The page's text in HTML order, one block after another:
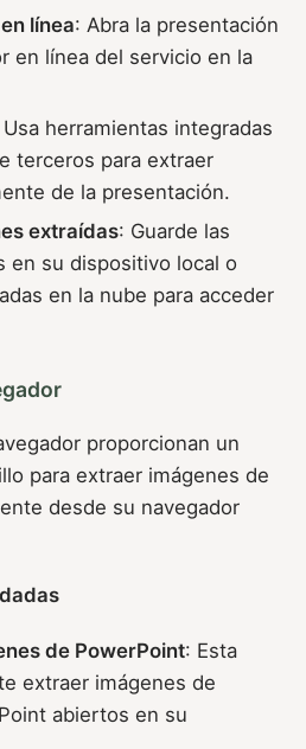
línea: Abra la presentación
en línea del servicio en la
Usa herramientas integradas
terceros para extraer
de la presentación.
extraídas: Guarde las
en su dispositivo local o
en la nube para acceder
proporcionan un
para extraer imágenes de
desde su navegador
de PowerPoint: Esta
extraer imágenes de
abiertos en su